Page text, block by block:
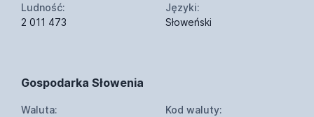
Ludność:
2 011 473
Języki:
Słoweński
Gospodarka Słowenia
Waluta:
Kod waluty: